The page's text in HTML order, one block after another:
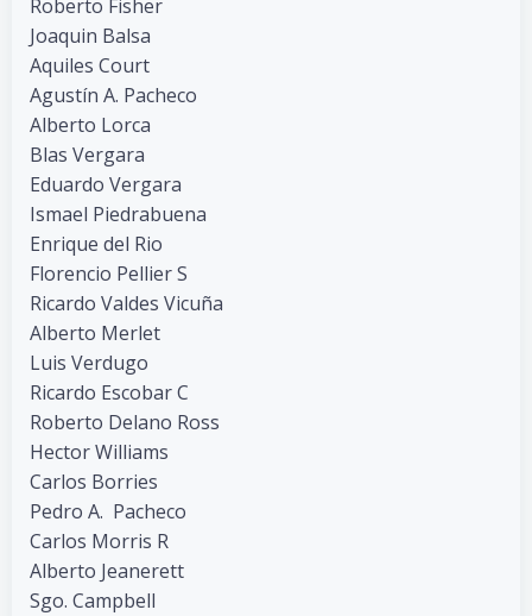
Roberto Fisher
Joaquin Balsa
Aquiles Court
Agustín A. Pacheco
Alberto Lorca
Blas Vergara
Eduardo Vergara
Ismael Piedrabuena
Enrique del Rio
Florencio Pellier S
Ricardo Valdes Vicuña
Alberto Merlet
Luis Verdugo
Ricardo Escobar C
Roberto Delano Ross
Hector Williams
Carlos Borries
Pedro A. Pacheco
Carlos Morris R
Alberto Jeanerett
Sgo. Campbell